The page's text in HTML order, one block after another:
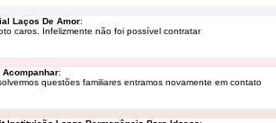
Laços De Amor:
caros. Infelizmente não foi possível contratar
Acompanhar:
questões familiares entramos novamente em contato